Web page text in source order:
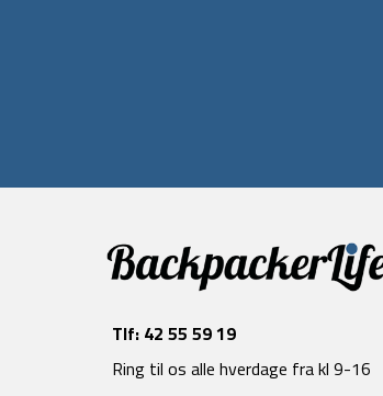
Tlf: 42 55 59 19
Ring til os alle hverdage fra kl 9-16